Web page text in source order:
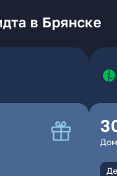
в Брянске